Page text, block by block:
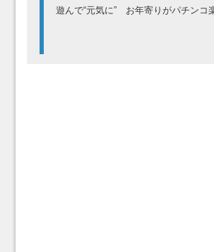
遊んで“元気に” お年寄りがパチン